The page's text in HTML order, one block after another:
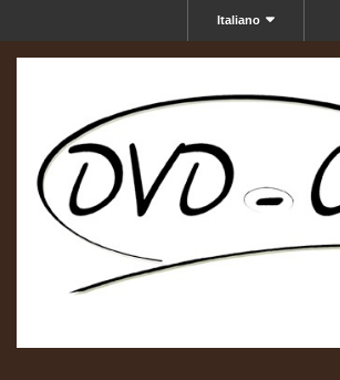
Italiano